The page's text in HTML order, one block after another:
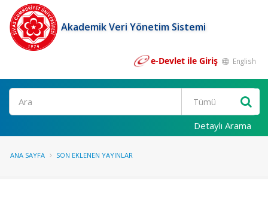
Akademik Veri Yönetim Sistemi
e-Devlet ile Giriş English
Ara
Detaylı Arama
ANA SAYFA SON EKLENEN YAYINLAR